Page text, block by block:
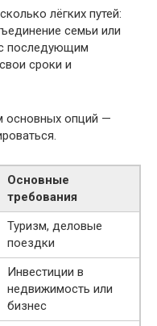
лёгких путей:
семьи или
последующим
сроки и
основных опций —
Основные
требования
Туризм, деловые
поездки
Инвестиции в
недвижимость или
бизнес